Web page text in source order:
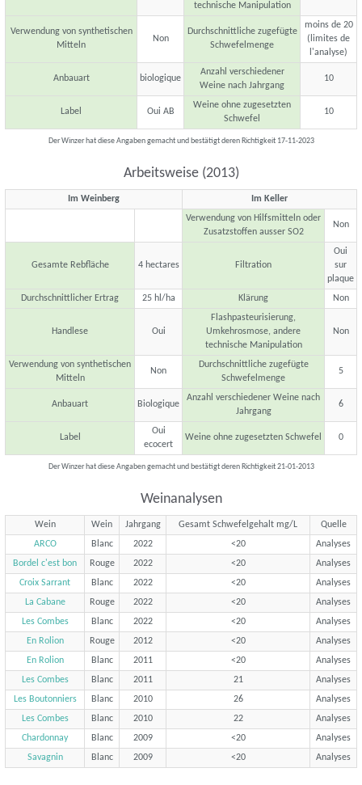
technische Manipulation
Verwendung von synthetischen
Mitteln
Non
Durchschnittliche zugefügte
Schwefelmenge
moins de 20
(limites de
l'analyse)
Anbauart biologique
Anzahl verschiedener
Weine nach Jahrgang
10
Label Oui AB
Weine ohne zugesetzten
Schwefel
10
Der Winzer hat diese Angaben gemacht und bestätigt deren Richtigkeit 17-11-2023
Arbeitsweise (2013)
Im Weinberg
Im Keller
Verwendung von Hilfsmitteln oder
Zusatzstoffen ausser SO2
Non
Gesamte Rebfläche 4 hectares Filtration
Oui
sur
plaque
Durchschnittlicher Ertrag
25 hl/ha Klärung Non
Handlese Oui
Flashpasteurisierung,
Umkehrosmose, andere
technische Manipulation
Non
Verwendung von synthetischen
Mitteln
Non
Durchschnittliche zugefügte
Schwefelmenge
5
Anbauart Biologique
Anzahl verschiedener Weine nach
Jahrgang
6
Label
Oui
ecocert
Weine ohne zugesetzten Schwefel 0
Der Winzer hat diese Angaben gemacht und bestätigt deren Richtigkeit 21-01-2013
Weinanalysen
Wein Wein Jahrgang Gesamt Schwefelgehalt mg/L
Quelle
ARCO
Blanc 2022 <20
Analyses
Bordel c'est bon
Rouge 2022 <20
Analyses
Croix Sarrant
Blanc 2022 <20
Analyses
La Cabane
Rouge 2022 <20
Analyses
Les Combes
Blanc 2022 <20
Analyses
En Rolion
Rouge 2012 <20
Analyses
En Rolion
Blanc 2011 <20
Analyses
Les Combes
Blanc 2011 21
Analyses
Les Boutonniers
Blanc 2010 26
Analyses
Les Combes
Blanc 2010 22
Analyses
Chardonnay
Blanc 2009 <20
Analyses
Savagnin
Blanc 2009 <20 Analyses